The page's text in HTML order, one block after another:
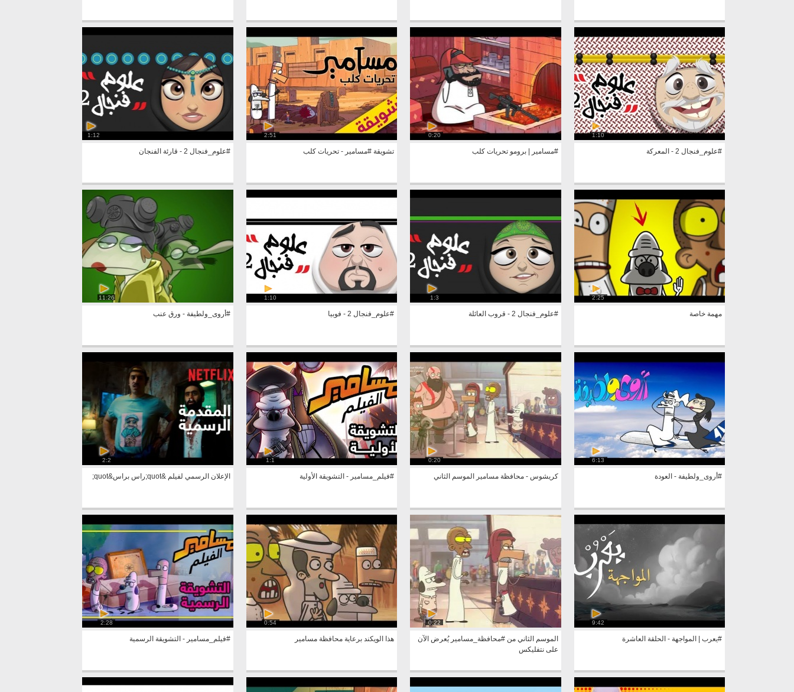
1:10
#علوم_فنجال 2 - المعركة
0:20
#مسامير | برومو تحريات كلب
2:51
تشويقة #مسامير - تحريات كلب
1:12
#علوم_فنجال 2 - قارئة الفنجان
2:25
مهمة خاصة
1:3
#علوم_فنجال 2 - قروب العائلة
1:10
#علوم_فنجال 2 - فوبيا
11:26
#أروى_ولطيفة - ورق عنب
6:13
#أروى_ولطيفة - العودة
0:20
كريشوس - محافظة مسامير الموسم الثاني
1:1
#فيلم_مسامير - التشويقة الأولية
2:2
الإعلان الرسمي لفيلم &quot;راس براس&quot;
9:42
#يعرب | المواجهة - الحلقة العاشرة
0:22
الموسم الثاني من #محافظة_مسامير يُعرض الآن
على نتفليكس
0:54
هذا الويكند برعاية محافظة مسامير
2:28
#فيلم_مسامير - التشويقة الرسمية